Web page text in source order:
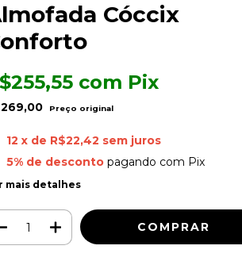
Cóccix
com Pix
12 x de R$22,42 sem juros
5% de descontopagando com Pix
mais detalhes